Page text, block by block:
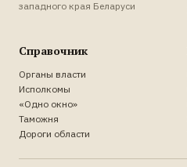
западного края Беларуси
Справочник
Органы власти
Исполкомы
«Одно окно»
Таможня
Дороги области